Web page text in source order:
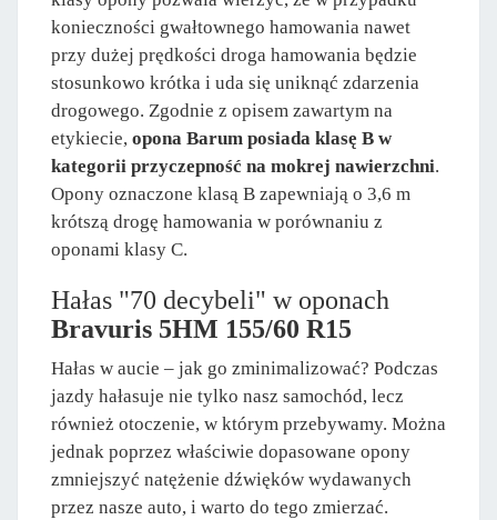
konieczności gwałtownego hamowania nawet
przy dużej prędkości droga hamowania będzie
stosunkowo krótka i uda się uniknąć zdarzenia
drogowego. Zgodnie z opisem zawartym na
etykiecie, opona Barum posiada klasę B w
kategorii przyczepność na mokrej nawierzchni.
Opony oznaczone klasą B zapewniają o 3,6 m
krótszą drogę hamowania w porównaniu z
oponami klasy C.
Hałas "70 decybeli" w oponach
Bravuris 5HM 155/60 R15
Hałas w aucie – jak go zminimalizować? Podczas
jazdy hałasuje nie tylko nasz samochód, lecz
również otoczenie, w którym przebywamy. Można
jednak poprzez właściwie dopasowane opony
zmniejszyć natężenie dźwięków wydawanych
przez nasze auto, i warto do tego zmierzać.